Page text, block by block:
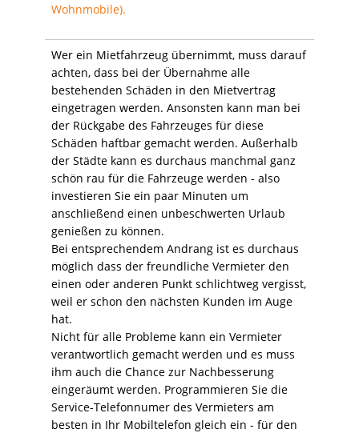
Wohnmobile).
Wer ein Mietfahrzeug übernimmt, muss darauf
achten, dass bei der Übernahme alle
bestehenden Schäden in den Mietvertrag
eingetragen werden. Ansonsten kann man bei
der Rückgabe des Fahrzeuges für diese
Schäden haftbar gemacht werden. Außerhalb
der Städte kann es durchaus manchmal ganz
schön rau für die Fahrzeuge werden - also
investieren Sie ein paar Minuten um
anschließend einen unbeschwerten Urlaub
genießen zu können.
Bei entsprechendem Andrang ist es durchaus
möglich dass der freundliche Vermieter den
einen oder anderen Punkt schlichtweg vergisst,
weil er schon den nächsten Kunden im Auge
hat.
Nicht für alle Probleme kann ein Vermieter
verantwortlich gemacht werden und es muss
ihm auch die Chance zur Nachbesserung
eingeräumt werden. Programmieren Sie die
Service-Telefonnumer des Vermieters am
besten in Ihr Mobiltelefon gleich ein - für den